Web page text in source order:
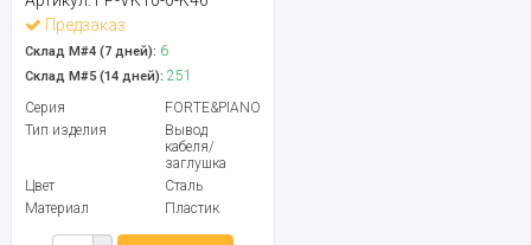
Предзаказ
Склад М#4 (7 дней): 6
Склад М#5 (14 дней): 251
Серия
FORTE&PIANO
Тип изделия
Вывод
кабеля/
заглушка
Цвет
Сталь
Материал
Пластик